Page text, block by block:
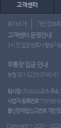
고객센터
회사소개 개인정보
고객센터 운영안내
3시 전 입금 완료시 발송가
무통장 입금 안내
농협 301-0225-3745-61
회사명 (주)SM스포츠주소
사업자 등록번호759-88-
통신판매업신고번호 개인
Copyright ⓒ 2001~2026